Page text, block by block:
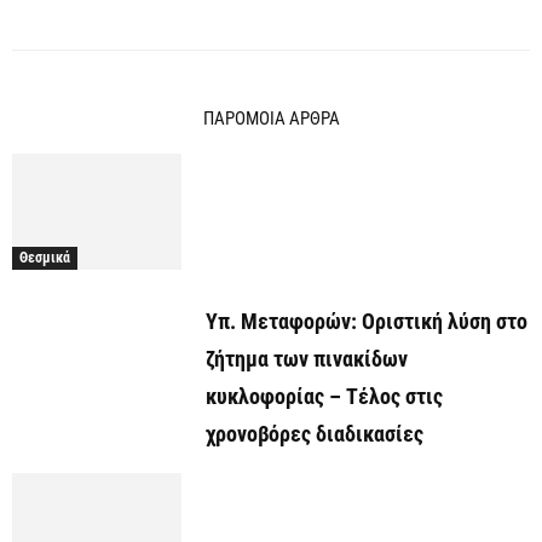
ΠΑΡΟΜΟΙΑ ΑΡΘΡΑ
Θεσμικά
Υπ. Μεταφορών: Οριστική λύση στο
ζήτημα των πινακίδων
κυκλοφορίας – Τέλος στις
χρονοβόρες διαδικασίες